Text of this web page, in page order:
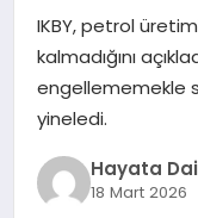
KIMDIR?
NEDIR?
OYUN
IKBY, petrol
kalmadığını
engellememekle
yineledi.
Hayata
18 Mart 2026